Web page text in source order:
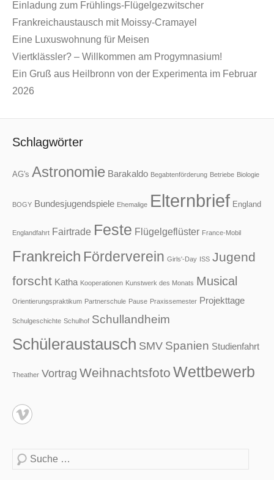
Einladung zum Frühlings-Flügelgezwitscher
Frankreichaustausch mit Moissy-Cramayel
Eine Luxuswohnung für Meisen
Viertklässler? – Willkommen am Progymnasium!
Ein Gruß aus Heilbronn von der Experimenta im Februar
2026
Schlagwörter
AG's Astronomie Barakaldo Begabtenförderung Betriebe Biologie
BOGY Bundesjugendspiele Ehemalige Elternbrief England
Englandfahrt Fairtrade Feste Flügelgeflüster France-Mobil
Frankreich Förderverein Girls'-Day ISS Jugend
forscht Katha Kooperationen Kunstwerk des Monats Musical
Orientierungspraktikum Partnerschule Pause Praxissemester Projekttage
Schulgeschichte Schulhof Schullandheim
Schüleraustausch SMV Spanien Studienfahrt
Theather Vortrag Weihnachtsfoto Wettbewerb
Suche